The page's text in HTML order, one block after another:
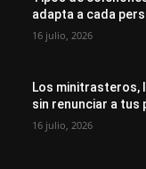
adapta a cada
16 julio, 2026
Los minitrasteros,
sin renunciar a tus
16 julio, 2026